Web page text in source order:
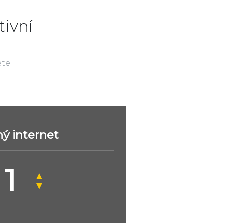
internet
▲
▼